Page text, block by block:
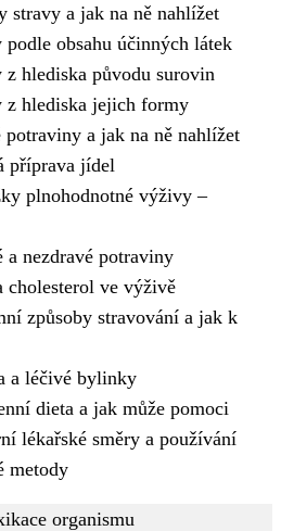
stravy a jak na ně nahlížet
obsahu účinných látek
hlediska původu surovin
z hlediska jejich formy
potraviny a jak na ně nahlížet
příprava jídel
plnohodnotné výživy –
a nezdravé potraviny
cholesterol ve výživě
způsoby stravování a jak k
a léčivé bylinky
dieta a jak může pomoci
lékařské směry a používání
metody
organismu